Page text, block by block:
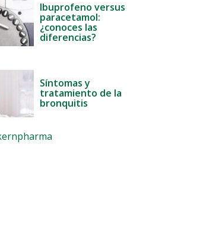
Ibuprofeno versus
paracetamol:
¿conoces las
diferencias?
Síntomas y
tratamiento de la
bronquitis